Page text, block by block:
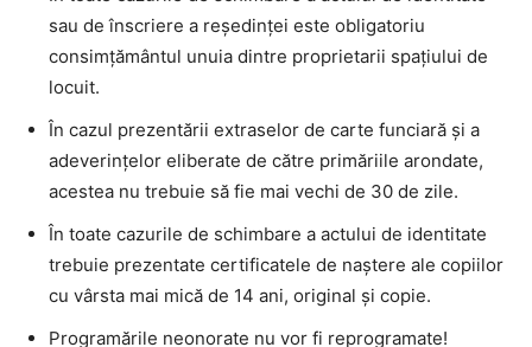
sau de înscriere a reședinței este obligatoriu
consimțământul unuia dintre proprietarii spațiului de
locuit.
În cazul prezentării extraselor de carte funciară și a
adeverințelor eliberate de către primăriile arondate,
acestea nu trebuie să fie mai vechi de 30 de zile.
În toate cazurile de schimbare a actului de identitate
trebuie prezentate certificatele de naştere ale copiilor
cu vârsta mai mică de 14 ani, original şi copie.
Programările neonorate nu vor fi reprogramate!